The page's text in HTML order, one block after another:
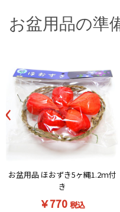
お盆用品の準
‹
お盆用品 ほおずき5ヶ縄1.2ｍ付
き
￥770 税込